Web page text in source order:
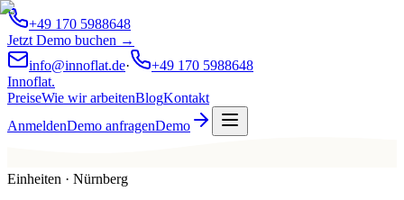
+49 170 5988648
Jetzt Demo buchen →
info@innoflat.de·
+49 170 5988648
Innoflat.
PreiseWie wir arbeitenBlogKontakt
AnmeldenDemo anfragenDemo
Einheiten · Nürnberg